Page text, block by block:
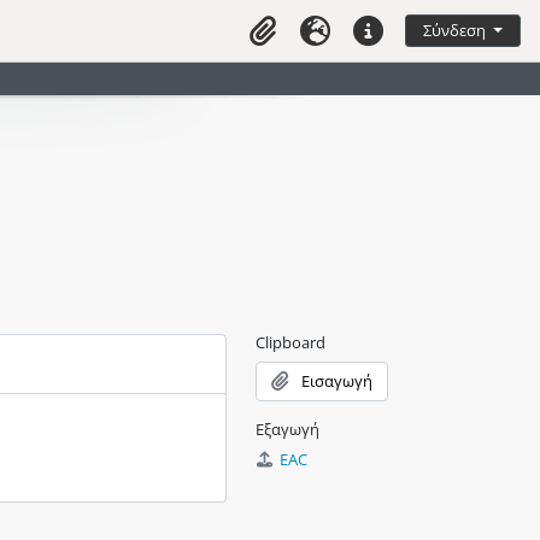
ClipboardΓλώσσα ΣυντομεύσειςΣύνδεση
Clipboard
Εισαγωγή
Εξαγωγή
EAC